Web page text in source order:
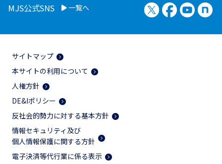
MJS公式SNS 一覧へ X（旧Twitter）
Facebook
サイトマップ
本サイトの利用について
人権方針
DE&Iポリシー
反社会的勢力に対する基本方針
情報セキュリティ及び
個人情報保護に関する方針
電子決済等代行業に係る表示